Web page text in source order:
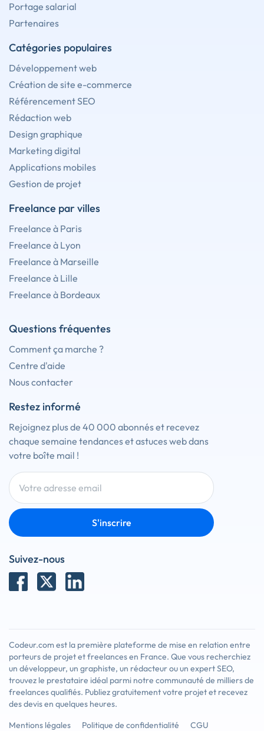
Portage salarial
Partenaires
Catégories populaires
Développement web
Création de site e-commerce
Référencement SEO
Rédaction web
Design graphique
Marketing digital
Applications mobiles
Gestion de projet
Freelance par villes
Freelance à Paris
Freelance à Lyon
Freelance à Marseille
Freelance à Lille
Freelance à Bordeaux
Questions fréquentes
Comment ça marche ?
Centre d'aide
Nous contacter
Restez informé
Rejoignez plus de 40 000 abonnés et recevez
chaque semaine tendances et astuces web dans
votre boîte mail !
S'inscrire
Suivez-nous
Codeur.com est la première plateforme de mise en relation entre
porteurs de projet et freelances en France. Que vous recherchiez
un développeur, un graphiste, un rédacteur ou un expert SEO,
trouvez le prestataire idéal parmi notre communauté de milliers de
freelances qualifiés. Publiez gratuitement votre projet et recevez
des devis en quelques heures.
Mentions légales
Politique de confidentialité CGU